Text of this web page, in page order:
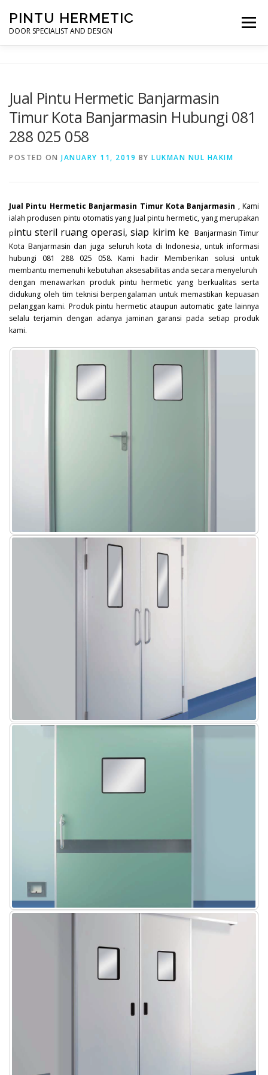
content
PINTU HERMETIC
DOOR SPECIALIST AND DESIGN
Menu
PROFILE KONTAK
Jual Pintu Hermetic Banjarmasin
Timur Kota Banjarmasin Hubungi 081
288 025 058
POSTED ON JANUARY 11, 2019 BY LUKMAN NUL HAKIM
Jual Pintu Hermetic Banjarmasin Timur Kota Banjarmasin , Kami
ialah produsen pintu otomatis yang Jual pintu hermetic, yang merupakan
pintu steril ruang operasi, siap kirim ke Banjarmasin Timur
Kota Banjarmasin dan juga seluruh kota di Indonesia, untuk informasi
hubungi 081 288 025 058. Kami hadir Memberikan solusi untuk
membantu memenuhi kebutuhan aksesabilitas anda secara menyeluruh
dengan menawarkan produk pintu hermetic yang berkualitas serta
didukung oleh tim teknisi berpengalaman untuk memastikan kepuasan
pelanggan kami. Produk pintu hermetic ataupun automatic gate lainnya
selalu terjamin dengan adanya jaminan garansi pada setiap produk
kami.